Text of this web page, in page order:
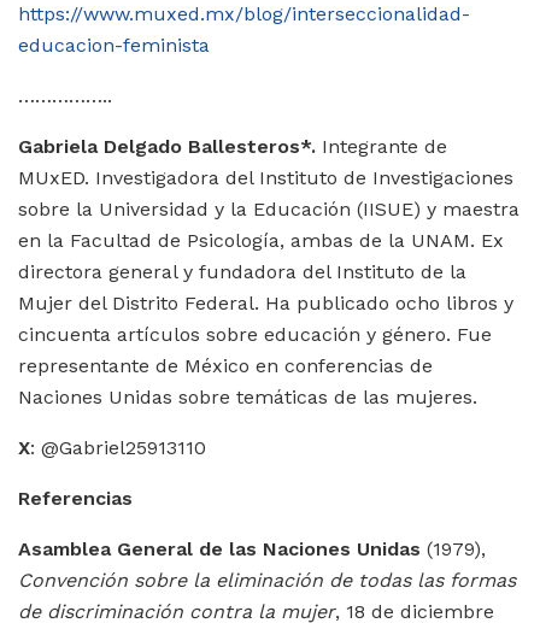
https://www.muxed.mx/blog/interseccionalidad-
educacion-feminista
……………..
Gabriela Delgado Ballesteros*. Integrante de
MUxED. Investigadora del Instituto de Investigaciones
sobre la Universidad y la Educación (IISUE) y maestra
en la Facultad de Psicología, ambas de la UNAM. Ex
directora general y fundadora del Instituto de la
Mujer del Distrito Federal. Ha publicado ocho libros y
cincuenta artículos sobre educación y género. Fue
representante de México en conferencias de
Naciones Unidas sobre temáticas de las mujeres.
X: @Gabriel25913110
Referencias
Asamblea General de las Naciones Unidas (1979),
Convención sobre la eliminación de todas las formas
de discriminación contra la mujer, 18 de diciembre